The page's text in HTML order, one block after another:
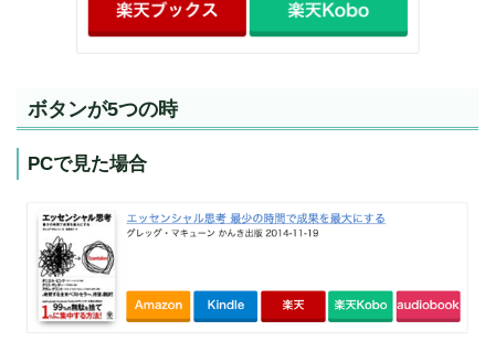
ボタンが5つの時
PCで見た場合